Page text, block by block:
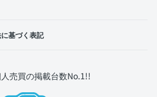
基づく表記